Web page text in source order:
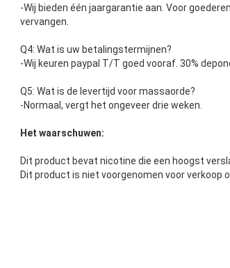
-Wij bieden één jaargarantie aan. Voor
vervangen.
Q4: Wat is uw betalingstermijnen?
-Wij keuren paypal T/T goed vooraf. 30%
Q5: Wat is de levertijd voor massaorde?
-Normaal, vergt het ongeveer drie weken.
Het waarschuwen:
Dit product bevat nicotine die een hoogst
Dit product is niet voorgenomen voor verkoop